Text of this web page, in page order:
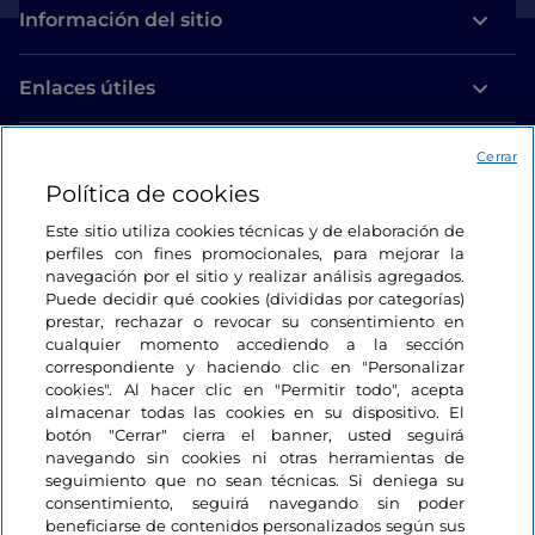
Información del sitio
Enlaces útiles
Estamos en contacto
Política de cookies
Este sitio utiliza cookies técnicas y de elaboración de
perfiles con fines promocionales, para mejorar la
navegación por el sitio y realizar análisis agregados.
Puede decidir qué cookies (divididas por categorías)
prestar, rechazar o revocar su consentimiento en
cualquier momento accediendo a la sección
correspondiente y haciendo clic en "Personalizar
cookies". Al hacer clic en "Permitir todo", acepta
almacenar todas las cookies en su dispositivo. El
botón "Cerrar" cierra el banner, usted seguirá
navegando sin cookies ni otras herramientas de
seguimiento que no sean técnicas. Si deniega su
consentimiento, seguirá navegando sin poder
beneficiarse de contenidos personalizados según sus
Cerrar